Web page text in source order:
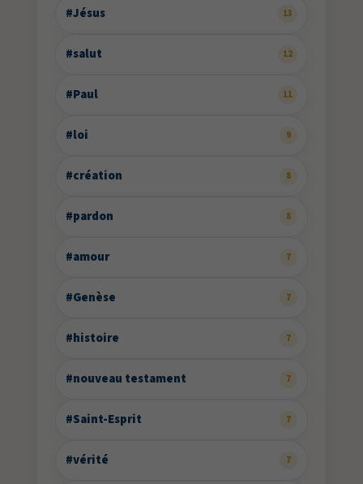
#Jésus 13
#salut 12
#Paul 11
#loi 9
#création 8
#pardon 8
#amour 7
#Genèse 7
#histoire 7
#nouveau testament 7
#Saint-Esprit 7
#vérité 7